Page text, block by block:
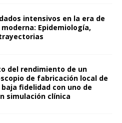
intensivos en la era de
Epidemiología,
del rendimiento de un
de fabricación local de
fidelidad con uno de
simulación clínica